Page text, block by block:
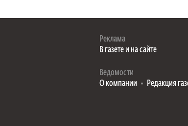
Реклама
В газете и на сайте
Ведомости
О компании
Редакция